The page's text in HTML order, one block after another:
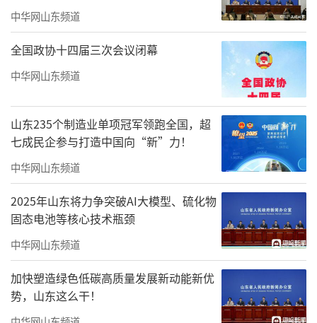
中华网山东频道
全国政协十四届三次会议闭幕
中华网山东频道
山东235个制造业单项冠军领跑全国，超
七成民企参与打造中国向“新”力！
中华网山东频道
2025年山东将力争突破AI大模型、硫化物
固态电池等核心技术瓶颈
中华网山东频道
加快塑造绿色低碳高质量发展新动能新优
势，山东这么干！